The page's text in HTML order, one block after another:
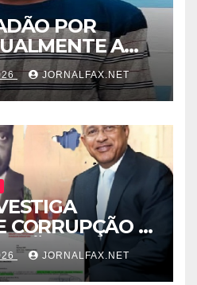
POR
A
DE IDADE
JORNALFAX.NET
CORRUPÇÃO E
DO
ENVOLVE
JORNALFAX.NET